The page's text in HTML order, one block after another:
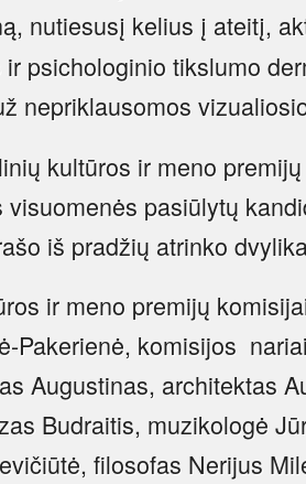
nutiesusį kelius į ateitį,
psichologinio tikslumo
nepriklausomos
kultūros ir meno
visuomenės pasiūlytų
iš pradžių atrinko
ir meno premijų
Pakerienė, komisijos
Augustinas, architektas
Budraitis, muzikologė
filosofas Nerijus